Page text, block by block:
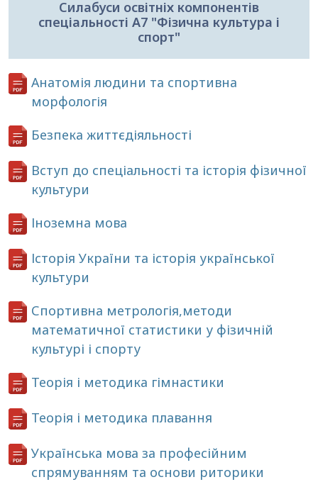
Силабуси освітніх компонентів
спеціальності А7 "Фізична культура і
спорт"
Анатомія людини та спортивна
морфологія
Безпека життєдіяльності
Вступ до спеціальності та історія фізичної
культури
Іноземна мова
Історія України та історія української
культури
Спортивна метрологія,методи
математичної статистики у фізичній
культурі і спорту
Теорія і методика гімнастики
Теорія і методика плавання
Українська мова за професійним
спрямуванням та основи риторики